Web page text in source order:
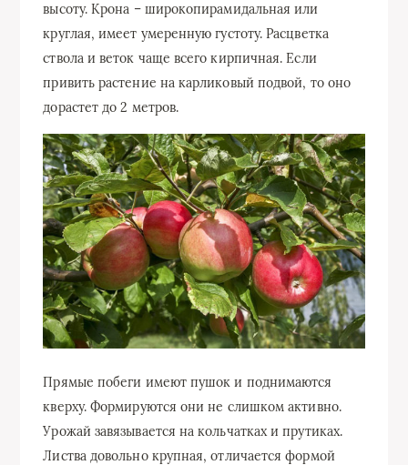
высоту. Крона – широкопирамидальная или
круглая, имеет умеренную густоту. Расцветка
ствола и веток чаще всего кирпичная. Если
привить растение на карликовый подвой, то оно
дорастет до 2 метров.
Прямые побеги имеют пушок и поднимаются
кверху. Формируются они не слишком активно.
Урожай завязывается на кольчатках и прутиках.
Листва довольно крупная, отличается формой